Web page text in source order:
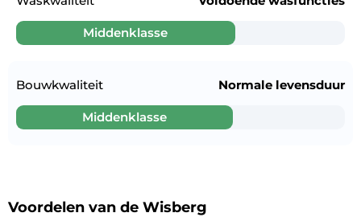
Middenklasse
Bouwkwaliteit
Middenklasse
Normale levensduur
Voordelen van de Wisberg